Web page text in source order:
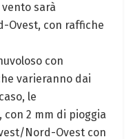
sarà
Ovest, con raffiche
con
varieranno dai
le
2 mm di pioggia
Nord-Ovest con